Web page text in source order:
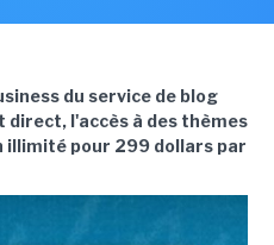
du service de blog
l'accès à des thèmes
illimité pour 299 dollars par